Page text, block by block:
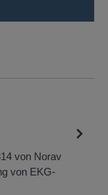
von Norav
von EKG-